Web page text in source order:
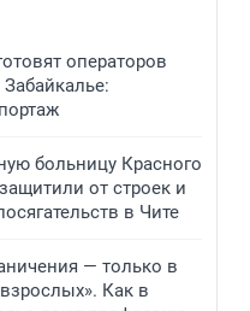
операторов
больницу Красного
от строек и
в Чите
— только в
Как в